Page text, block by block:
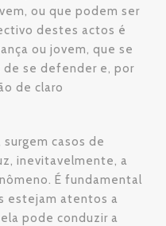
ou que podem ser
destes actos é
ou jovem, que se
de se defender e, por
de claro
casos de
inevitavelmente, a
É fundamental
estejam atentos a
pode conduzir a